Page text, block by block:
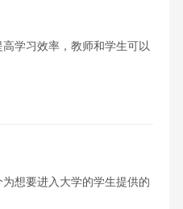
学习效率，教师和学生可以
想要进入大学的学生提供的